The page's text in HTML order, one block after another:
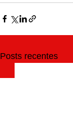
Posts recentes